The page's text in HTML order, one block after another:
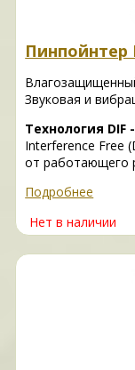
Пинпойнтер
Звуковая и
Технология DIF -
Interference Free
от работающего
Подробнее
Нет в наличии